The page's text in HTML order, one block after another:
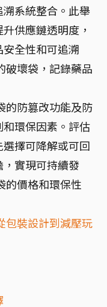
系統整合。此舉
供應鏈透明度，
全性和可追溯
破壞袋，記錄藥品
的防篡改功能及防
環保因素。評估
擇可降解或可回
實現可持續發
的價格和環保性
包裝設計到減壓玩